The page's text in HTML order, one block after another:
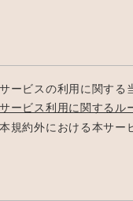
ービスの利用に関す
ービス利用に関するル
規約外における本サ